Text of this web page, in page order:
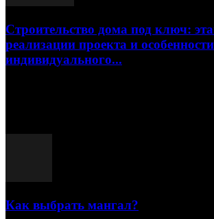
Строительство дома под ключ:
реализации проекта и
индивидуального...
Как выбрать мангал?